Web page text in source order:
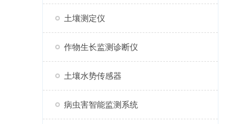
土壤测定仪
作物生长监测诊断仪
土壤水势传感器
病虫害智能监测系统